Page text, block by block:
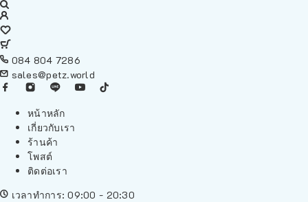
084 804 7286
sales@petz.world
หน้าหลัก
เกี่ยวกับเรา
ร้านค้า
โพสต์
ติดต่อเรา
เวลาทำการ: 09:00 - 20:30